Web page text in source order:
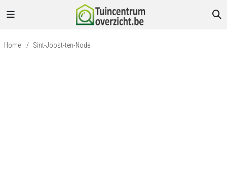
Home / Sint-Joost-ten-Node